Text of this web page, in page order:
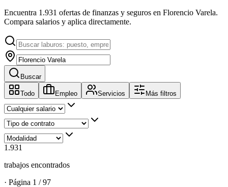
Encuentra 1.931 ofertas de finanzas y seguros en Florencio Varela.
Compara salarios y aplica directamente.
Buscar
Todo Empleo Servicios Más filtros
1.931
trabajos encontrados
· Página 1 /97